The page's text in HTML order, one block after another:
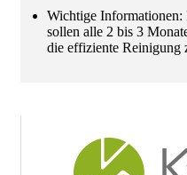
Wichtige Informationen:
sollen alle 2 bis 3
die effiziente Reinigung